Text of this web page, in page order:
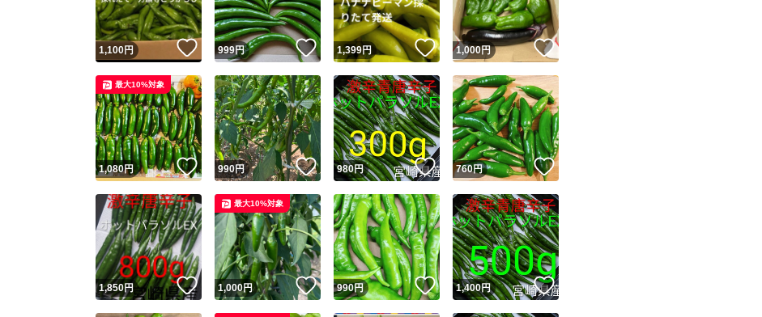
安心取引出品者 Yahoo!フリマの基準をクリアした安心・安全なユーザーです
取引実績
取引実績◯+ このユーザーはYahoo!フリマの取引を完了させた実績があります
他フリマ実績◯+ このユーザーは他フリマサービスでの取引実績があります
スピード&安心発送
※このバッジは実績に基づく表示であり、発送を保証しているものではありません
スピード＆安心発送
このユーザーは高頻度で24時間以内＆設定した発送日数内に発送してい
ます
商品画像の無断転載は禁止されています
コピーは1商品につき1回です
出品ページへ
キャンセル
1,100円 いいね！
999円 いいね！
1,399円 いいね！
1,000円 いいね！
1,080円 いいね！
最大10%対象
990円 いいね！
980円 いいね！
760円 いいね！
1,850円 いいね！
1,000円 いいね！
最大10%対象
990円 いいね！
1,400円 いいね！